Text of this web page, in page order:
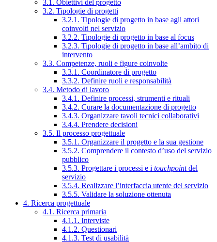
3.1. Obiettivi del progetto
3.2. Tipologie di progetti
3.2.1. Tipologie di progetto in base agli attori
coinvolti nel servizio
3.2.2. Tipologie di progetto in base al focus
3.2.3. Tipologie di progetto in base all’ambito di
intervento
3.3. Competenze, ruoli e figure coinvolte
3.3.1. Coordinatore di progetto
3.3.2. Definire ruoli e responsabilità
3.4. Metodo di lavoro
3.4.1. Definire processi, strumenti e rituali
3.4.2. Curare la documentazione di progetto
3.4.3. Organizzare tavoli tecnici collaborativi
3.4.4. Prendere decisioni
3.5. Il processo progettuale
3.5.1. Organizzare il progetto e la sua gestione
3.5.2. Comprendere il contesto d’uso del servizio
pubblico
3.5.3. Progettare i processi e i touchpointdel
servizio
3.5.4. Realizzare l’interfaccia utente del servizio
3.5.5. Validare la soluzione ottenuta
4. Ricerca progettuale
4.1. Ricerca primaria
4.1.1. Interviste
4.1.2. Questionari
4.1.3. Test di usabilità